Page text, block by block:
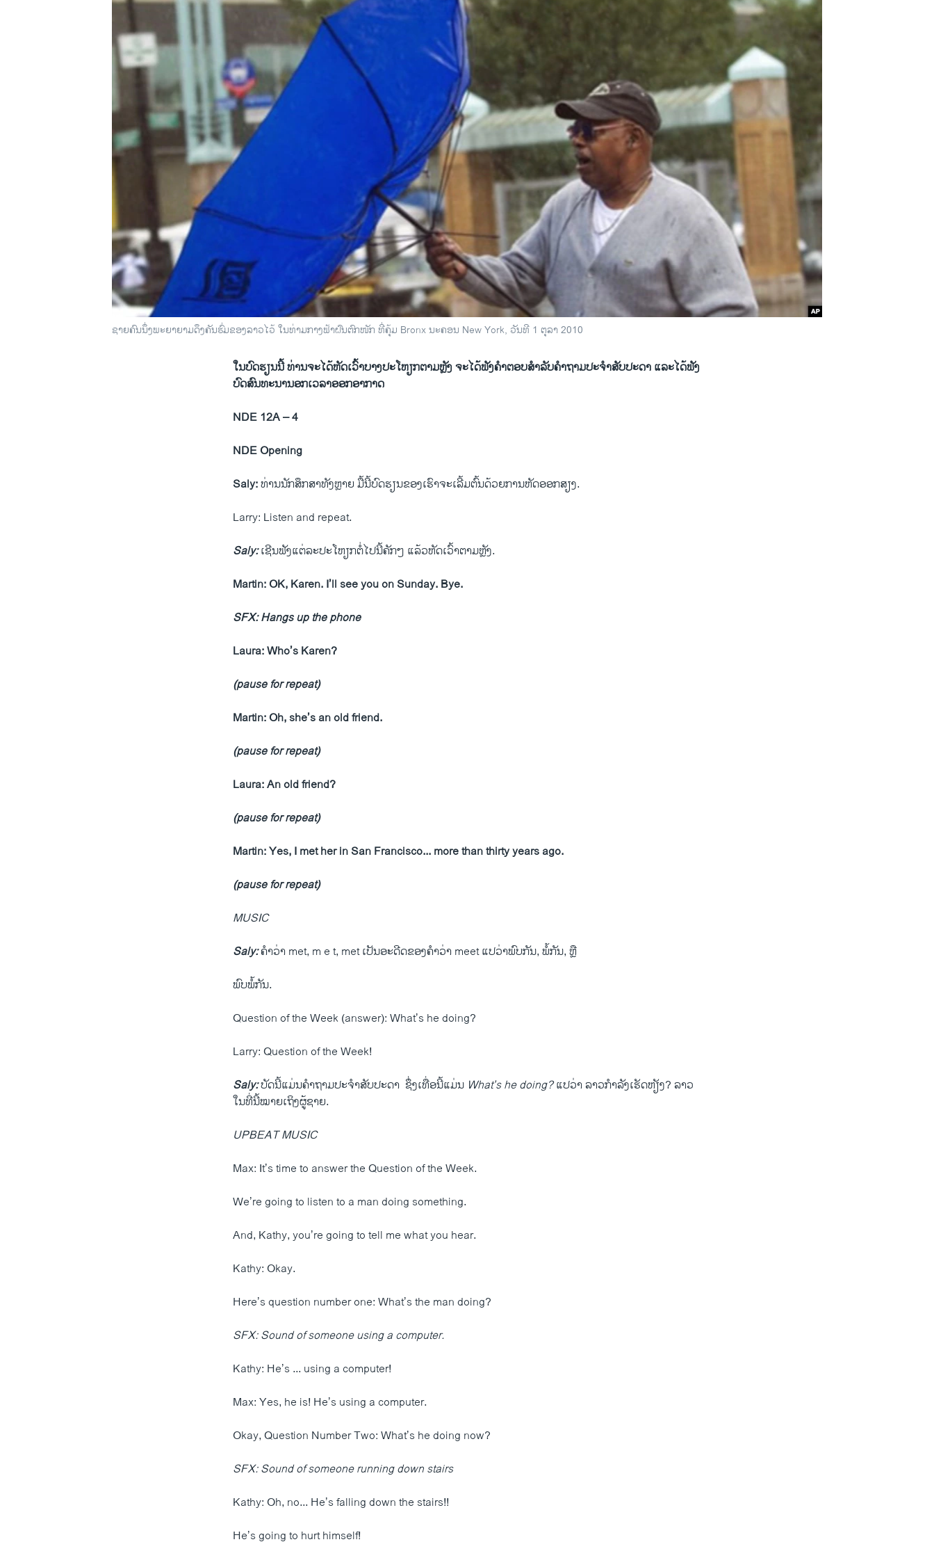
ຊາຍຄົນນຶ່ງພະຍາຍາມດຶງຄັນຮົ່ມຂອງລາວໄວ້ ໃນທ່າມກາງຟ້າຝົນຕົກໜັກ ທີ່ຄຸ້ມ Bronx ນະຄອນ New York, ວັນທີ 1 ຕຸລາ 2010
ໃນບົດຮຽນນີ້ ທ່ານຈະໄດ້ຫັດເວົ້າບາງປະໂຫຽກຕາມຫຼັງ ຈະໄດ້ຟັງຄຳຕອບສຳລັບຄຳຖາມປະຈຳສັບປະດາ ແລະໄດ້ຟັງ
ບົດສົນທະນານອກເວລາອອກອາກາດ
NDE 12A – 4
NDE Opening
Saly:ທ່ານນັກ​ສຶກສາ​ທັງຫຼາຍ ມື້​ນີ້​ບົດຮຽນ​ຂອງ​ເຮົາ​ຈະ​ເລີ້ມ​ຕົ້ນ​ດ້ວຍ​ການຫັດ​ອອກສຽງ.
Larry: Listen and repeat.
Saly:ເຊີນ​ຟັງ​ແຕ່ລະ​ປະ​ໂຫຽກຕໍ່​ໄປ​ນີ້​ຄັກໆ ​ແລ້ວ​ຫັດ​ເວົ້າ​ຕາມ​ຫຼັງ.
Martin: OK, Karen. I’ll see you on Sunday. Bye.
SFX: Hangs up the phone
Laura: Who’s Karen?
(pause for repeat)
Martin: Oh, she’s an old friend.
(pause for repeat)
Laura: An old friend?
(pause for repeat)
Martin: Yes, I met her in San Francisco... more than thirty years ago.
(pause for repeat)
MUSIC
Saly:ຄຳ​ວ່າ met, m e t, met ເປັນ​ອະດີດ​ຂອງ​ຄຳ​ວ່າ​ meet ແປ​ວ່າພົບ​ກັນ, ພໍ້​ກັນ, ຫຼື
ພົບ​ພໍ້​ກັນ.
Question of the Week (answer): What’s he doing?
Larry: Question of the Week!
Saly:ບັດ​ນີ້​ແມ່ນ​ຄຳ​ຖາມ​ປະຈຳ​ສັບປະດາ ​ ຊ່ຶ່ງ​ເທື່ອ​ນີ້​ແມ່ນ What’s he doing?ແປ​ວ່າ ລາວ​ກຳລັງເຮັດຫຽັງ? ລາວ​
ໃນ​ທີ່​ນີ້​ໝາຍ​ເຖິງຜູ້​ຊາຍ.
UPBEAT MUSIC
Max: It’s time to answer the Question of the Week.
We’re going to listen to a man doing something.
And, Kathy, you’re going to tell me what you hear.
Kathy: Okay.
Here’s question number one: What’s the man doing?
SFX: Sound of someone using a computer.
Kathy: He’s ... using a computer!
Max: Yes, he is! He’s using a computer.
Okay, Question Number Two: What’s he doing now?
SFX: Sound of someone running down stairs
Kathy: Oh, no... He’s falling down the stairs!!
He’s going to hurt himself!